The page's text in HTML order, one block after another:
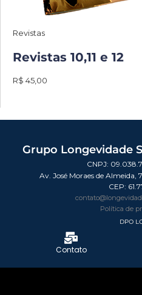
Revistas
Revistas 10,11 e 12
R$ 45,00
Grupo Longevidade
CNPJ:
Av. José Moraes de Almeida,
CEP:
Política de
DPO
Contato